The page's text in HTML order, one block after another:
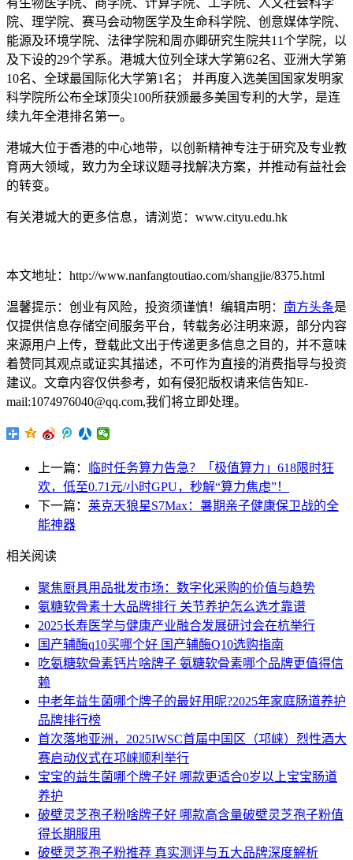
院、理学院、赛马会动物医学及生命科学院、创意媒体学院、
能源及环境学院、法律学院和周亦卿研究生院共11个学院，以
及下设的29个学系。港城大位列全球大学第62名、亚洲大学第
10名、全球最国际化大学第1名； 并再度入选美国国家发明家
科学院所公布全球顶尖100所获颁最多美国专利的大学，是连
续九年全港排名第一。
港城大位于香港的中心地带，以创新精神专注于研究及专业教
育两大领域，致力为全球议题寻找解决方案，并推动有益社会
的转变。
有关港城大的更多信息，请浏览：www.cityu.edu.hk
本文地址：http://www.nanfangtoutiao.com/shangjie/8375.html
温馨提示：创业有风险，投资须谨慎！编辑声明： 南方头条是
仅提供信息存储空间服务平台，转载务必注明来源，部分内容
来源用户上传，登载此文出于传递更多信息之目的，并不意味
着赞同其观点或证实其描述，不可作为直接的消费指导与投资
建议。文章内容仅供参考，如有侵犯版权请来信告知E-
mail:1074976040@qq.com,我们将立即处理。
上一篇：
临时任务算力告急？「极值算力」618限时狂
欢，低至0.71元/小时GPU，秒解“算力焦虑”！
下一篇： 莱克天狼星S7Max：暑期亲子健康保卫战的全
能神器
相关阅读
聚焦厨具用品批发市场：数字化采购的价值与趋势
氨糖软骨素十大品牌排行 关节养护怎么选才靠谱
2025长寿医学与健康产业融合发展研讨会在杭举行
国产辅酶q10买哪个好 国产辅酶Q10选购指南
吃氨糖软骨素钙片啥牌子 氨糖软骨素哪个品牌更值得信
赖
中老年益生菌哪个牌子的最好用呢?2025年家庭肠道养护
品牌排行榜
首次落地亚洲，2025IWSC首届中国区（邛崃）烈性酒大
赛启动仪式在邛崃顺利举行
宝宝的益生菌哪个牌子好 哪款更适合0岁以上宝宝肠道
养护
破壁灵芝孢子粉啥牌子好 哪款高含量破壁灵芝孢子粉值
得长期服用
破壁灵芝孢子粉推荐 真实测评与五大品牌深度解析